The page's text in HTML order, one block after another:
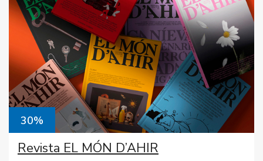
30%
Revista EL MÓN D’AHIR